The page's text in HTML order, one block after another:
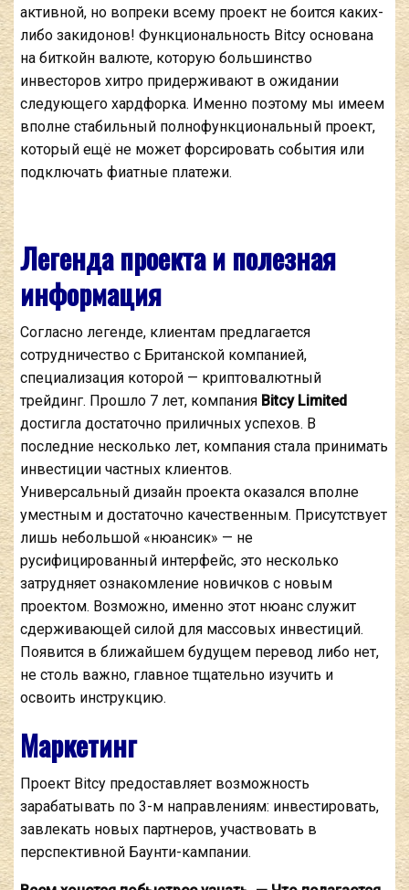
активной, но вопреки всему проект не боится каких-
либо закидонов! Функциональность Bitcy основана
на биткойн валюте, которую большинство
инвесторов хитро придерживают в ожидании
следующего хардфорка. Именно поэтому мы имеем
вполне стабильный полнофункциональный проект,
который ещё не может форсировать события или
подключать фиатные платежи.
Легенда проекта и полезная
информация
Согласно легенде, клиентам предлагается
сотрудничество с Британской компанией,
специализация которой — криптовалютный
трейдинг. Прошло 7 лет, компания Bitcy Limited
достигла достаточно приличных успехов. В
последние несколько лет, компания стала принимать
инвестиции частных клиентов.
Универсальный дизайн проекта оказался вполне
уместным и достаточно качественным. Присутствует
лишь небольшой «нюансик» — не
русифицированный интерфейс, это несколько
затрудняет ознакомление новичков с новым
проектом. Возможно, именно этот нюанс служит
сдерживающей силой для массовых инвестиций.
Появится в ближайшем будущем перевод либо нет,
не столь важно, главное тщательно изучить и
освоить инструкцию.
Маркетинг
Проект Bitcy предоставляет возможность
зарабатывать по 3-м направлениям: инвестировать,
завлекать новых партнеров, участвовать в
перспективной Баунти-кампании.